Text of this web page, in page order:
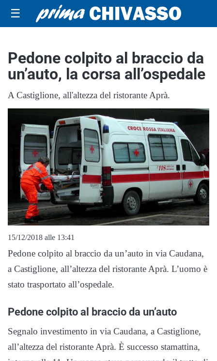
☰
Pedone colpito al braccio da
un’auto, la corsa all’ospedale
A Castiglione, all'altezza del ristorante Aprà.
15/12/2018 alle 13:41
Pedone colpito al braccio da un’auto in via Caudana,
a Castiglione, all’altezza del ristorante Aprà. L’uomo è
stato trasportato all’ospedale.
Pedone colpito al braccio da un’auto
Segnalo investimento in via Caudana, a Castiglione,
all’altezza del ristorante Aprà. È successo stamattina,